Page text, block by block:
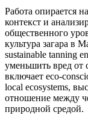
Работа опирается
контекст и
общественного
культура загара в
sustainable tanning
уменьшить вред от
включает eco-
local ecosystems,
отношение между
природной средой.